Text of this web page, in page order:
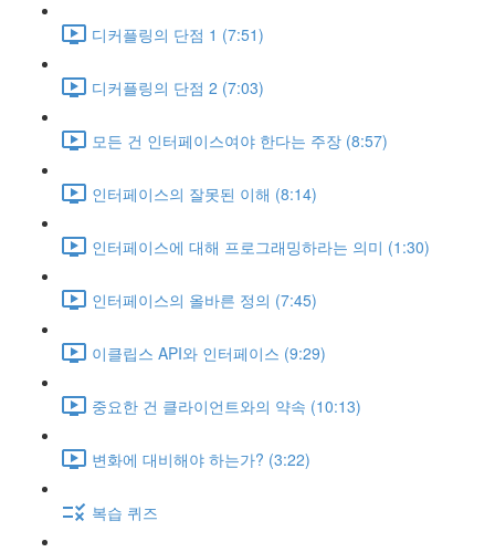
디커플링의 단점 1 (7:51)
디커플링의 단점 2 (7:03)
모든 건 인터페이스여야 한다는 주장 (8:57)
인터페이스의 잘못된 이해 (8:14)
인터페이스에 대해 프로그래밍하라는 의미 (1:30)
인터페이스의 올바른 정의 (7:45)
이클립스 API와 인터페이스 (9:29)
중요한 건 클라이언트와의 약속 (10:13)
변화에 대비해야 하는가? (3:22)
복습 퀴즈